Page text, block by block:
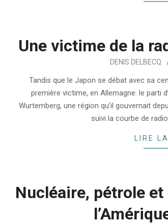
Une victime de la
DENIS DELBECQ
Tandis que le Japon se débat avec sa
première victime, en Allemagne: le parti
Wurtemberg, une région qu’il gouvernait
suivi la courbe de
LIRE
Nucléaire, pétrole